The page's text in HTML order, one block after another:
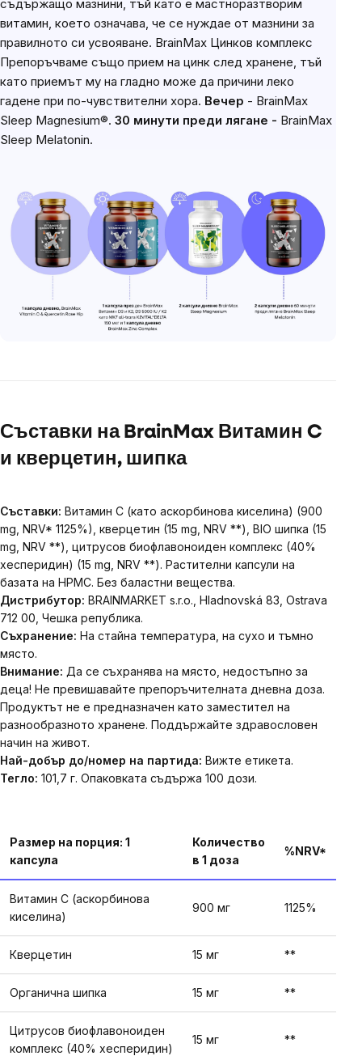
съдържащо мазнини, тъй като е мастноразтворим
витамин, което означава, че се нуждае от мазнини за
правилното си усвояване. BrainMax Цинков комплекс
Препоръчваме също прием на цинк след хранене, тъй
като приемът му на гладно може да причини леко
гадене при по-чувствителни хора. Вечер - BrainMax
Sleep Magnesium®. 30 минути преди лягане - BrainMax
Sleep Melatonin.
Съставки на BrainMax Витамин C
и кверцетин, шипка
Съставки: Витамин C (като аскорбинова киселина) (900
mg, NRV* 1125%), кверцетин (15 mg, NRV **), BIO шипка (15
mg, NRV **), цитрусов биофлавоноиден комплекс (40%
хесперидин) (15 mg, NRV **). Растителни капсули на
базата на HPMC. Без баластни вещества.
Дистрибутор: BRAINMARKET s.r.o., Hladnovská 83, Ostrava
712 00, Чешка република.
Съхранение: На стайна температура, на сухо и тъмно
място.
Внимание: Да се ​​съхранява на място, недостъпно за
деца! Не превишавайте препоръчителната дневна доза.
Продуктът не е предназначен като заместител на
разнообразното хранене. Поддържайте здравословен
начин на живот.
Най-добър до/номер на партида: Вижте етикета.
Тегло: 101,7 г. Опаковката съдържа 100 дози.
Размер на порция: 1
капсула
Количество
в 1 доза
%NRV*
Витамин С (аскорбинова
киселина)
900 мг 1125%
Кверцетин 15 мг **
Органична шипка 15 мг **
Цитрусов биофлавоноиден
комплекс (40% хесперидин)
15 мг **